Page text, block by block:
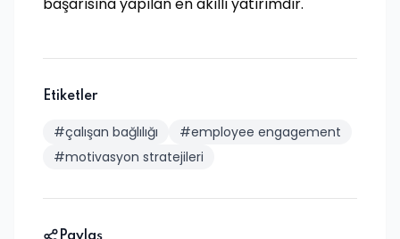
Etiketler
#çalışan bağlılığı
#employee engagement
#motivasyon stratejileri